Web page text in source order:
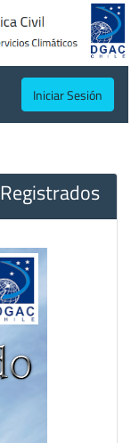
Iniciar Sesión